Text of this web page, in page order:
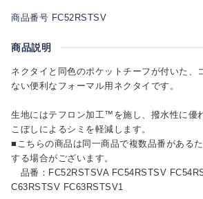
商品番号 FC52RSTSV
商品説明
ネクタイと同色のポケットチーフが付いた、
ない便利なフォーマル用ネクタイです。
生地にはテフロン加工™を施し、撥水性に優
こぼしによるシミを軽減します。
■こちらの商品は同一商品で複数品番がある
する場合がございます。
品番：FC52RSTSVA FC54RSTSV
C63RSTSV FC63RSTSV1